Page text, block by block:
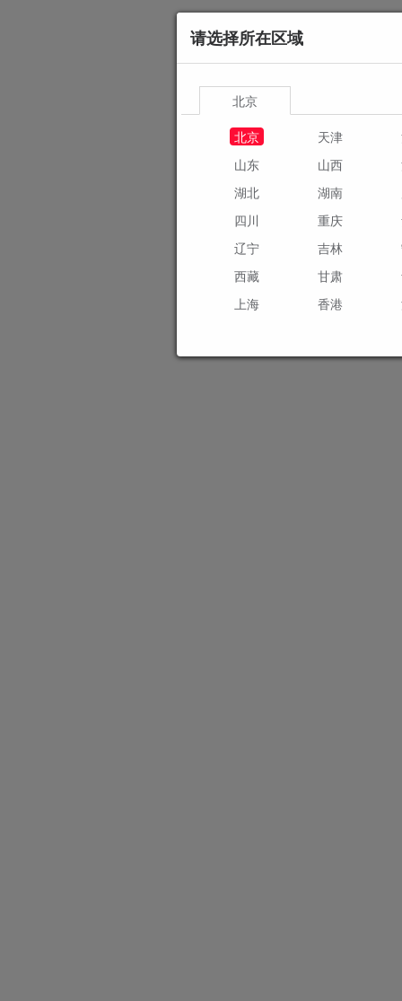
请选择所在区域
北京
北京
天津
山东
山西
湖北
湖南
四川
重庆
辽宁
吉林
西藏
甘肃
上海
香港